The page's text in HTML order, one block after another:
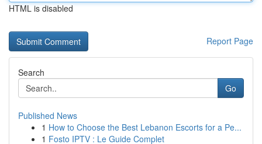
HTML is disabled
Report Page
Search
Go
Published News
1 How to Choose the Best Lebanon Escorts for a Pe...
1 Fosto IPTV : Le Guide Complet